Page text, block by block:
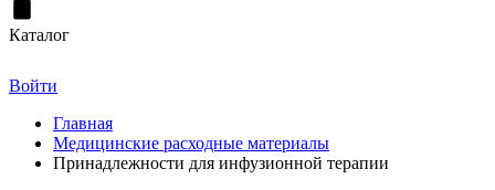
Каталог
Войти
Главная
Медицинские расходные материалы
Принадлежности для инфузионной терапии